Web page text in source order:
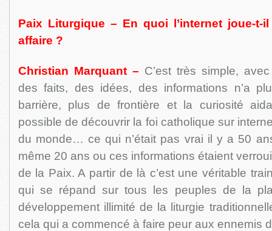
Paix Liturgique – En quoi l’internet joue-t-
affaire ?
Christian Marquant – C’est très simple,
des faits, des idées, des informations n’a
barrière, plus de frontière et la curiosité
possible de découvrir la foi catholique sur
du monde… ce qui n’était pas vrai il y a 50
même 20 ans ou ces informations étaient
de la Paix. A partir de là c’est une véritable
qui se répand sur tous les peuples de la
développement illimité de la liturgie
cela qui a commencé à faire peur aux ennemis